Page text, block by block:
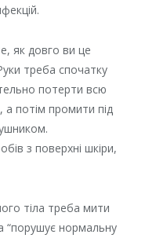
як довго ви це
треба спочатку
потерти всю
а потім промити під
з поверхні шкіри,
тіла треба мити
“порушує нормальну